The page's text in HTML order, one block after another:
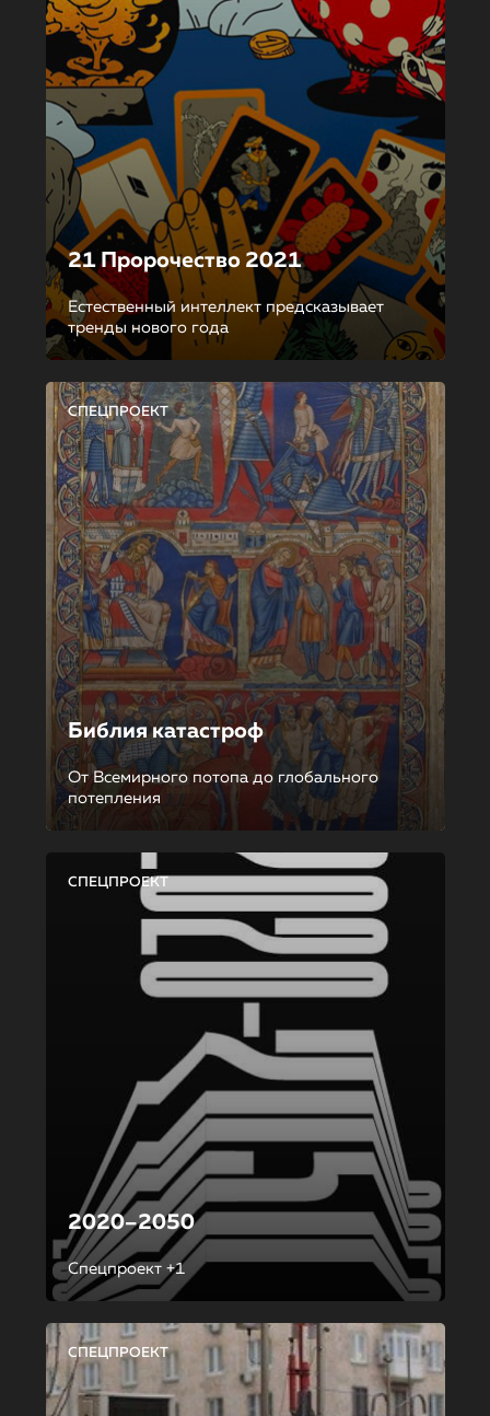
21 Пророчество 2021
Естественный интеллект предсказывает
тренды нового года
СПЕЦПРОЕКТ
Библия катастроф
От Всемирного потопа до глобального
потепления
СПЕЦПРОЕКТ
2020–2050
Спецпроект +1
СПЕЦПРОЕКТ